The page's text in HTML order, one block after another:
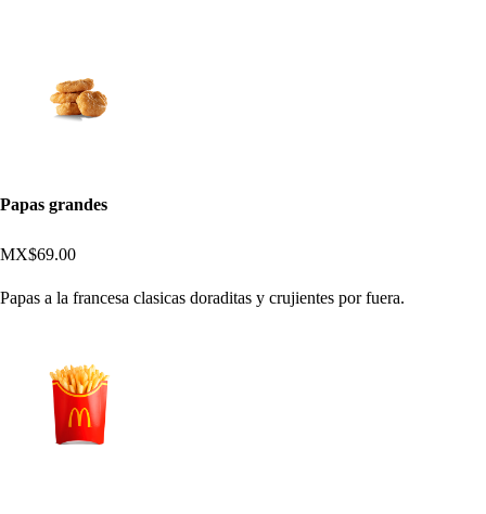
Papas grandes
MX$69.00
Papas a la francesa clasicas doraditas y crujientes por fuera.